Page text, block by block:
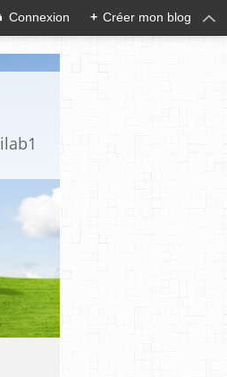
Connexion + Créer mon blog